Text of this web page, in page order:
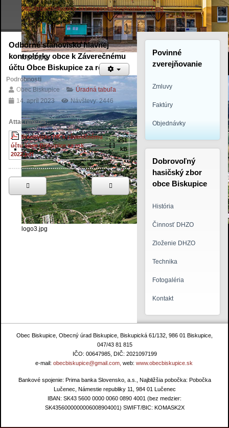
logo2.jpg
logo3.jpg
http://obecbiskupice.sk/images/slideshow/logo3.jpg
Odborné stanovisko hlavnej
kontrolórky obce k Záverečnému
účtu Obce Biskupice za rok 2022
Podrobnosti
Obec Biskupice
Úradná tabuľa
14. apríl 2023
Návštevy: 2446
Attachments:
Stanovisko HK k záverečnému
účtu obce Biskupice za rok
2022.pdf
[ ]
251
kB
Povinné
zverejňovanie
Zmluvy
Faktúry
Objednávky
Dobrovoľný
hasičský zbor
obce Biskupice
História
Činnosť DHZO
Zloženie DHZO
Technika
Fotogaléria
Kontakt
Obec Biskupice, Obecný úrad Biskupice, Biskupická 61/132, 986 01 Biskupice,
047/43 81 815
IČO: 00647985, DIČ: 2021097199
e-mail: obecbiskupice@gmail.com, web: www.obecbiskupice.sk
Bankové spojenie: Prima banka Slovensko, a.s., Najbližšia pobočka: Pobočka
Lučenec, Námestie republiky 11, 984 01 Lučenec
IBAN: SK43 5600 0000 0060 0890 4001 (bez medzier:
SK4356000000006008904001) SWIFT/BIC: KOMASK2X